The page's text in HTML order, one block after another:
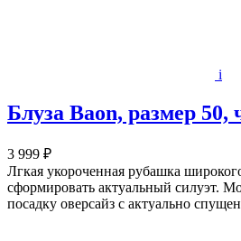
i
Блуза Baon, размер 50,
3 999 ₽
Лгкая укороченная рубашка
сформировать актуальный силуэт.
посадку оверсайз с актуально